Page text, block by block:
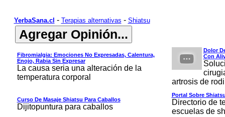
YerbaSana.cl - Terapias alternativas - Shiatsu
Fibromialgia: Emociones No Expresadas, Calentura,
Enojo, Rabia Sin Expresar
La causa seria una alteración de la
temperatura corporal
Dolor
Con
artrosis de
Curso De Masaje Shiatsu Para Caballos
Dijitopuntura para caballos
Portal Sobre
Directorio de
escuelas de